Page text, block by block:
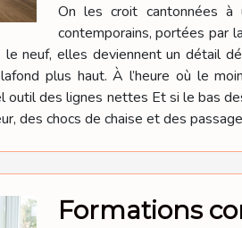
On les croit cantonnées à
contemporains, portées par
neuf, elles deviennent un détail
plus haut. À l’heure où le
outil des lignes nettes Et si le bas
des chocs de chaise et des
Formations